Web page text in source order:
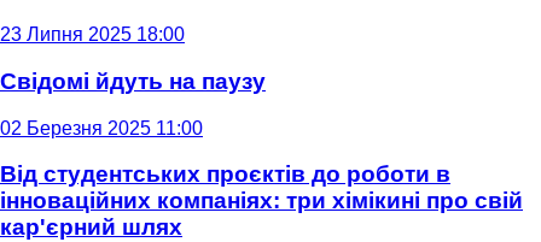
23 Липня 2025 18:00
Свідомі йдуть на паузу
02 Березня 2025 11:00
Від студентських проєктів до роботи в
інноваційних компаніях: три хімікині про свій
кар'єрний шлях